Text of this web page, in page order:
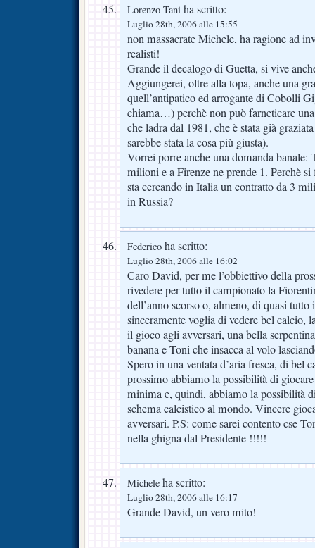
Lorenzo Tani ha scritto:
Luglio 28th, 2006 alle 15:55
non massacrate Michele, ha ragione ad
realisti!
Grande il decalogo di Guetta, si vive
Aggiungerei, oltre alla topa, anche una
quell’antipatico ed arrogante di Cobolli
chiama…) perchè non può farneticare
che ladra dal 1981, che è stata già
sarebbe stata la cosa più giusta).
Vorrei porre anche una domanda banale:
milioni e a Firenze ne prende 1. Perchè
sta cercando in Italia un contratto da 3
in Russia?
Federico ha scritto:
Luglio 28th, 2006 alle 16:02
Caro David, per me l’obbiettivo della
rivedere per tutto il campionato la
dell’anno scorso o, almeno, di quasi tutto
sinceramente voglia di vedere bel calcio,
il gioco agli avversari, una bella
banana e Toni che insacca al volo
Spero in una ventata d’aria fresca, di bel
prossimo abbiamo la possibilità di
minima e, quindi, abbiamo la possibilità
schema calcistico al mondo. Vincere
avversari. P.S: come sarei contento cse
nella ghigna dal Presidente !!!!!
Michele ha scritto:
Luglio 28th, 2006 alle 16:17
Grande David, un vero mito!